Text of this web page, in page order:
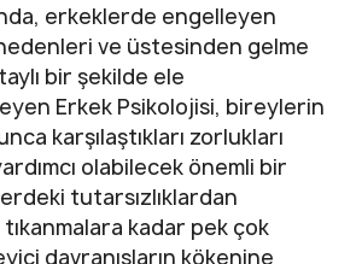
erkeklerde engelleyen
ve üstesinden gelme
bir şekilde ele
Erkek Psikolojisi, bireylerin
karşılaştıkları zorlukları
olabilecek önemli bir
tutarsızlıklardan
kadar pek çok
davranışların kökenine